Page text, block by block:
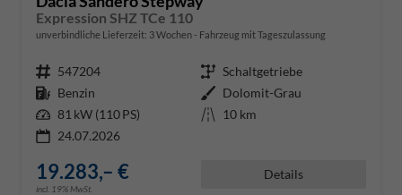
Expression SHZ TCe 110
unverbindliche Lieferzeit: 3 Wochen Fahrzeug mit Tageszulassung
Fahrzeugnr. 547204 Getriebe Schaltgetriebe
Kraftstoff Benzin Außenfarbe Dolomit-Grau
Leistung 81 kW (110 PS) Kilometerstand 10 km
24.07.2026
19.283,– €
incl. 19% MwSt.
Details